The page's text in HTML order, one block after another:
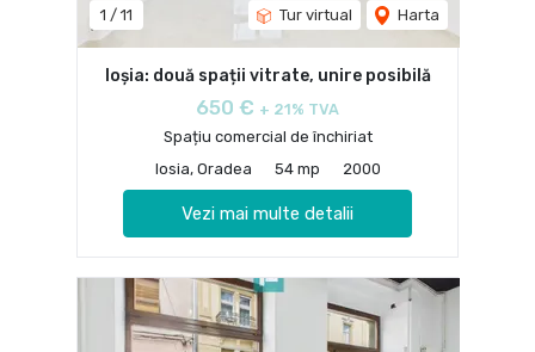
1 / 11 Tur virtual Harta
Ioșia: două spații vitrate, unire posibilă
650 € + 21% TVA
Spațiu comercial de închiriat
Iosia, Oradea
54 mp 2000
Vezi mai multe detalii